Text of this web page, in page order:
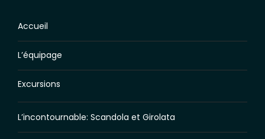
Accueil
L’équipage
Excursions
L’incontournable: Scandola et Girolata